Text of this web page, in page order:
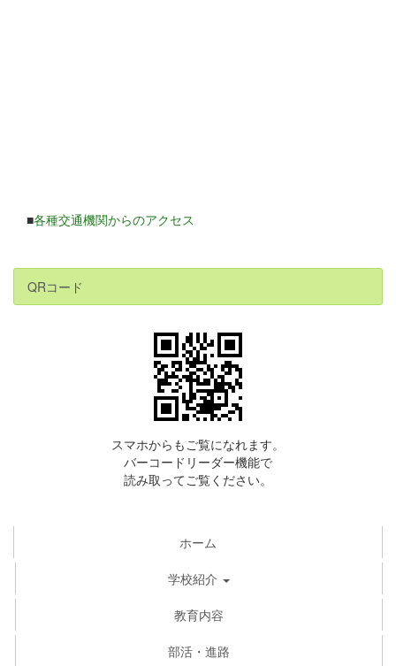
■各種交通機関からのアクセス
QRコード
スマホからもご覧になれます。
バーコードリーダー機能で
読み取ってご覧ください。
ホーム
学校紹介
教育内容
部活・進路